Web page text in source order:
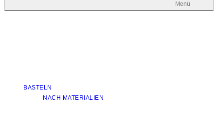
Menü
BASTELN
NACH MATERIALIEN